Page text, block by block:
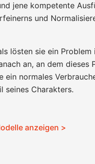
jene kompetente
und
lösten sie ein
an, an dem dieses
ein normales
seines Charakters.
anzeigen >